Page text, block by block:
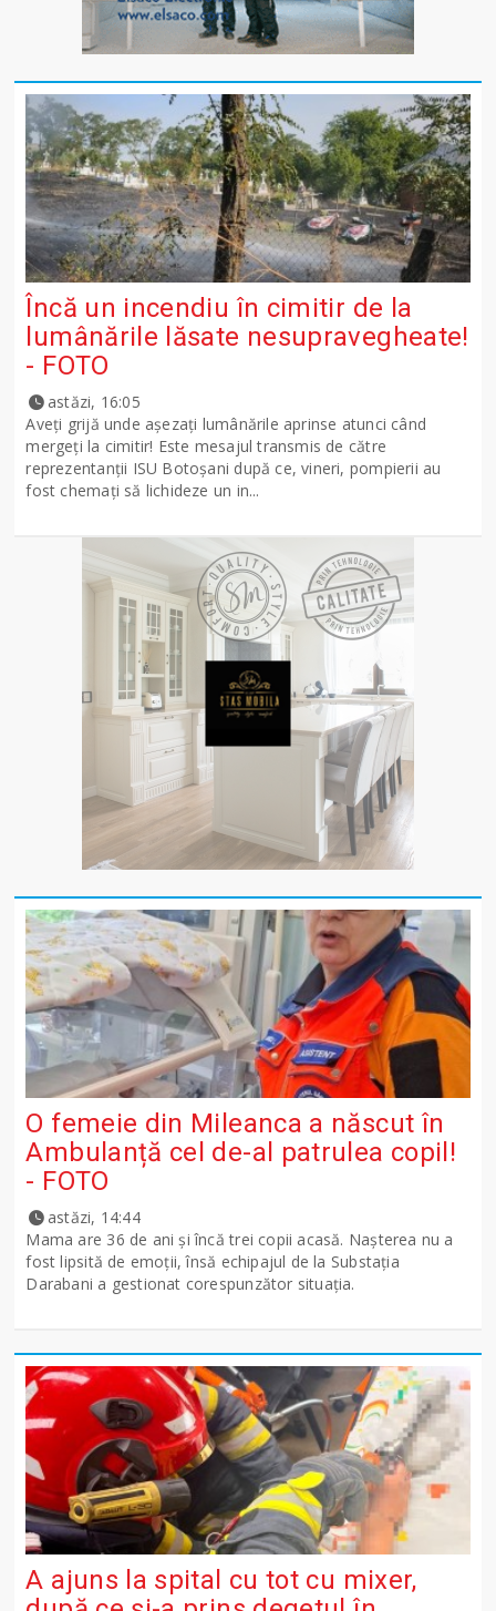
Încă un incendiu în cimitir de la
lumânările lăsate nesupravegheate!
- FOTO
astăzi, 16:05
Aveți grijă unde așezați lumânările aprinse atunci când
mergeți la cimitir! Este mesajul transmis de către
reprezentanții ISU Botoșani după ce, vineri, pompierii au
fost chemați să lichideze un in...
O femeie din Mileanca a născut în
Ambulanță cel de-al patrulea copil!
- FOTO
astăzi, 14:44
Mama are 36 de ani și încă trei copii acasă. Nașterea nu a
fost lipsită de emoții, însă echipajul de la Substația
Darabani a gestionat corespunzător situația.
A ajuns la spital cu tot cu mixer,